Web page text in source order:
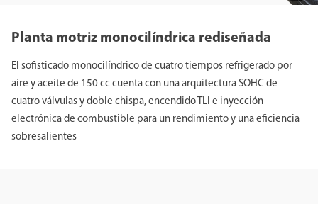
Planta motriz monocilíndrica rediseñada
El sofisticado monocilíndrico de cuatro tiempos refrigerado por
aire y aceite de 150 cc cuenta con una arquitectura SOHC de
cuatro válvulas y doble chispa, encendido TLI e inyección
electrónica de combustible para un rendimiento y una eficiencia
sobresalientes